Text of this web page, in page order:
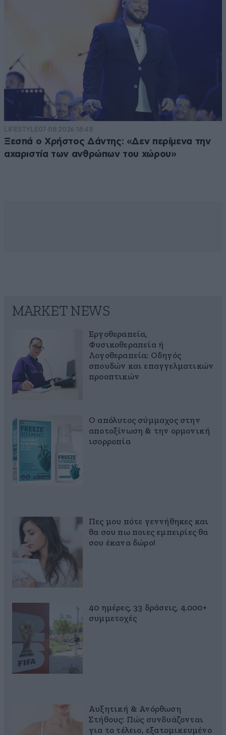
LIFESTYLE07·08·2026 18:48
Ξεσπά ο Χρήστος Δάντης: «Δεν περίμενα την
αχαριστία των ανθρώπων του χώρου»
MARKET NEWS
Εργοθεραπεία,
Φυσικοθεραπεία ή
Λογοθεραπεία; Οδηγός
σπουδών και επαγγελματικών
προοπτικών
Ο απόλυτος σύμμαχος στην
αποτοξίνωση & την ορμονική
ισορροπία
Πες μου πότε γεννήθηκες και
θα σου πω ποιες εμπειρίες θα
σου έκανα δώρο!
40 ημέρες, 33 δράσεις, 4.000+
συμμετοχές
Αυξητική & Ανόρθωση
Στήθους: Πώς συνδυάζονται
για το τέλειο, εξατομικευμένο